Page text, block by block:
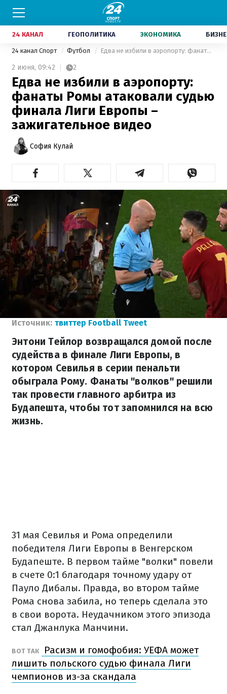
24 КАНАЛ ГЕОПОЛИТИКА ЭКОНОМИКА
24 канал Спорт Футбол Едва не избили в аэропорту: фанаты Ромы атаковали судью финала Лиги Европы – зажигательное видео
2 июня, 09:42 2
Едва не избили в аэропорту:
фанаты Ромы атаковали судью
финала Лиги Европы –
зажигательное видео
София Кулай
Источник: твиттер Football Tweet
Энтони Тейлор возвращался домой после
судейства в финале Лиги Европы, в
котором Севилья в серии пенальти
обыграла Рому. Фанаты "волков" решили
так провести главного арбитра из
Будапешта, чтобы тот запомнился на всю
жизнь.
31 мая Севилья и Рома определили
победителя Лиги Европы в Венгерском
Будапеште. В первом тайме "волки" повели
в счете 0:1 благодаря точному удару от
Пауло Дибалы. Правда, во втором тайме
Рома снова забила, но теперь сделала это
в свои ворота. Неудачником этого эпизода
стал Джанлука Манчини.
ВОТ ТАК
Расизм и гомофобия: УЕФА может
лишить польского судью финала Лиги
чемпионов из-за скандала